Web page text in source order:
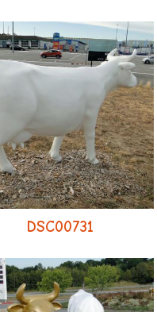
DSC00731